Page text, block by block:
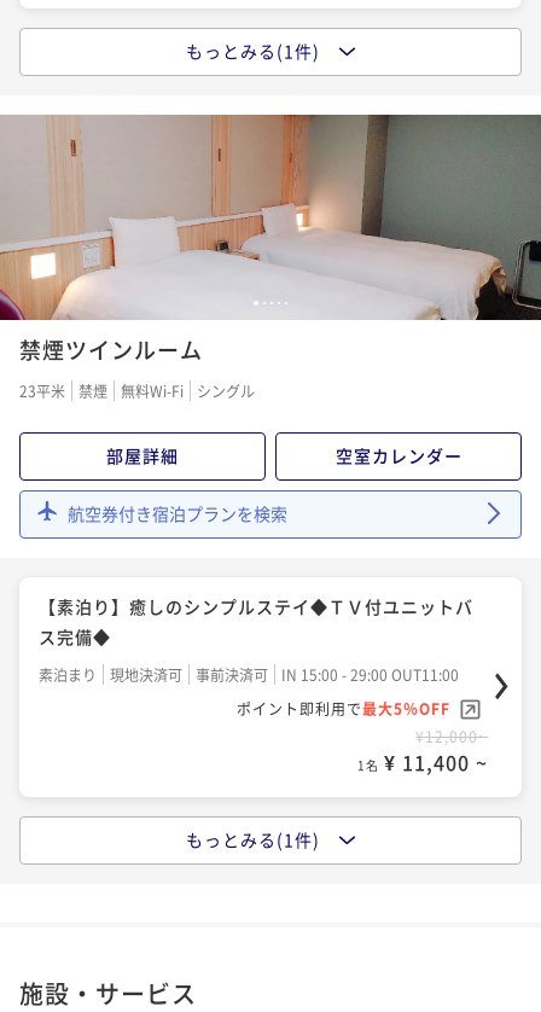
「味めぐり小鉢横丁」～ご当地逸品と朝の彩り御膳～
IN 15:00 - 29:00 OUT11:00
ポイント即利用で 最大5％OFF
1名 ¥ 12,350 ~
もっとみる(1件)
1 2 3 4 5
禁煙ツインルーム
23平米 禁煙 無料Wi-Fi シングル
部屋詳細 空室カレンダー
航空券付き宿泊プランを検索
【素泊り】癒しのシンプルステイ◆ＴＶ付ユニットバ
ス完備◆
素泊まり 現地決済可 事前決済可
IN 15:00 - 29:00 OUT11:00
ポイント即利用で最大5％OFF
¥12,000~
1名 ¥ 11,400 ~
「味めぐり小鉢横丁」～ご当地逸品と朝の彩り御膳～
もっとみる(1件)
施設・サービス